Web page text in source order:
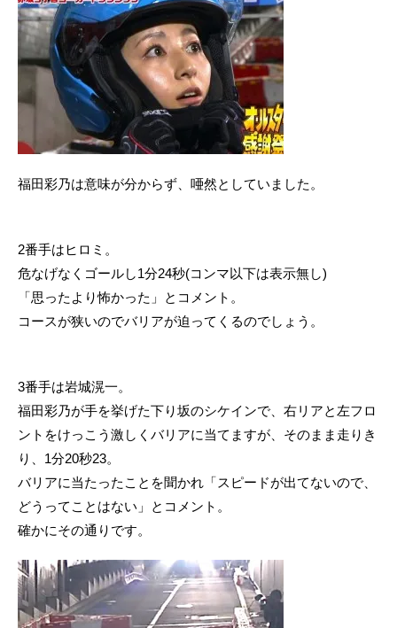
福田彩乃は意味が分からず、唖然としていました。
2番手はヒロミ。
危なげなくゴールし1分24秒(コンマ以下は表示無し)
「思ったより怖かった」とコメント。
コースが狭いのでバリアが迫ってくるのでしょう。
3番手は岩城滉一。
福田彩乃が手を挙げた下り坂のシケインで、右リアと左フロ
ントをけっこう激しくバリアに当てますが、そのまま走りき
り、1分20秒23。
バリアに当たったことを聞かれ「スピードが出てないので、
どうってことはない」とコメント。
確かにその通りです。